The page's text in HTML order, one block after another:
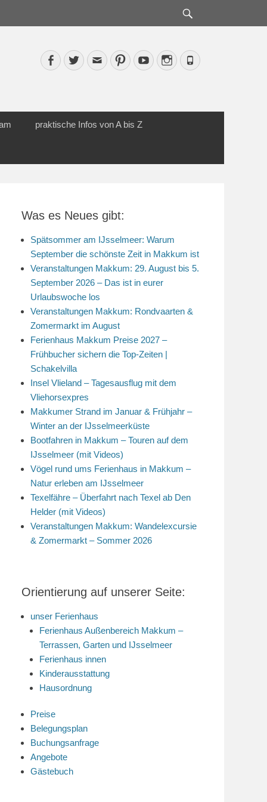
Facebook
TwitterEmailPinterestYouTubeInstagram
Phone
praktische Infos von A bis Z
Was es Neues gibt:
Spätsommer am IJsselmeer: Warum
September die schönste Zeit in Makkum ist
Veranstaltungen Makkum: 29. August bis 5.
September 2026 – Das ist in eurer
Urlaubswoche los
Veranstaltungen Makkum: Rondvaarten &
Zomermarkt im August
Ferienhaus Makkum Preise 2027 –
Frühbucher sichern die Top-Zeiten |
Schakelvilla
Insel Vlieland – Tagesausflug mit dem
Vliehorsexpres
Makkumer Strand im Januar & Frühjahr –
Winter an der IJsselmeerküste
Bootfahren in Makkum – Touren auf dem
IJsselmeer (mit Videos)
Vögel rund ums Ferienhaus in Makkum –
Natur erleben am IJsselmeer
Texelfähre – Überfahrt nach Texel ab Den
Helder (mit Videos)
Veranstaltungen Makkum: Wandelexcursie
& Zomermarkt – Sommer 2026
Orientierung auf unserer Seite:
unser Ferienhaus
Ferienhaus Außenbereich Makkum –
Terrassen, Garten und IJsselmeer
Ferienhaus innen
Kinderausstattung
Hausordnung
Preise
Belegungsplan
Buchungsanfrage
Angebote
Gästebuch